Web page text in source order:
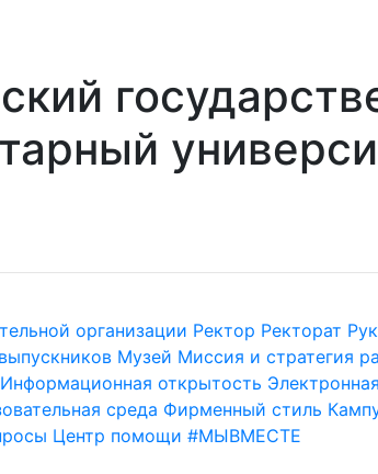
организации Ректор Ректорат
Музей Миссия и стратегия
Информационная открытость Электронная
среда Фирменный стиль
Центр помощи #МЫВМЕСТЕ